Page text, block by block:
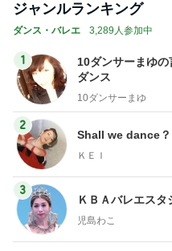
ジャンルランキング
ダンス・バレエ 3,289人参加中
1
10ダンサーまゆ
ダンス
10ダンサーまゆ
2
Shall we dance
ＫＥＩ
3
ＫＢＡバレエスタ
児島わこ